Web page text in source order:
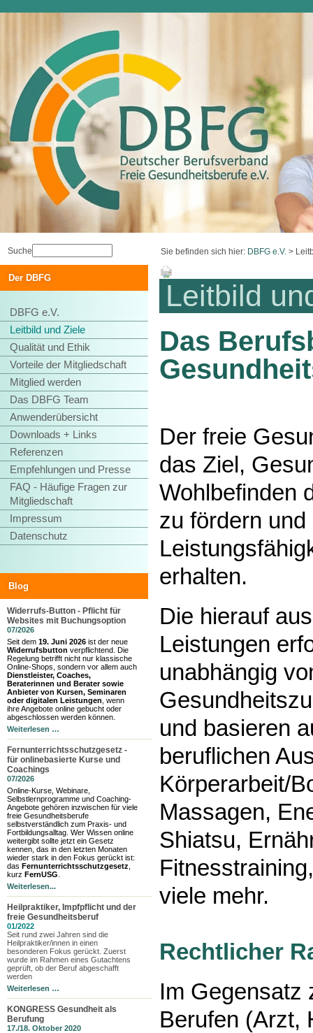
Sie befinden sich hier: DBFG e.V. >
Der DBFG
DBFG e.V.
Leitbild und Ziele
Qualität und Ethik
Vorteile der Mitgliedschaft
Mitglied werden
Das DBFG Team
Anwenderübersicht
Downloads + Links
Referenzen
Empfehlungen und Presse
FAQ - Häufige Fragen zur
Mitgliedschaft
Impressum
Datenschutz
Blog
Widerrufs-Button - Pflicht für
Websites mit Buchungsoption
07/2026
Seit dem 19. Juni 2026 ist der neue
Widerrufsbutton verpflichtend. Die
Regelung betrifft nicht nur klassische
Online-Shops, sondern vor allem auch
Dienstleister, Coaches,
Beraterinnen und Berater sowie
Anbieter von Kursen, Seminaren
oder digitalen Leistungen , wenn
ihre Angebote online gebucht oder
abgeschlossen werden können.
Weiterlesen …
Fernunterrichtsschutzgesetz -
für onlinebasierte Kurse und
Coachings
07/2026
Online-Kurse, Webinare,
Selbstlernprogramme und Coaching-
Angebote gehören inzwischen für viele
freie Gesundheitsberufe
selbstverständlich zum Praxis- und
Fortbildungsalltag. Wer Wissen online
weitergibt sollte jetzt ein Gesetz
kennen, das in den letzten Monaten
wieder stark in den Fokus gerückt ist:
das Fernunterrichtsschutzgesetz
kurz FernUSG
Weiterlesen...
Heilpraktiker, Impfpflicht und der
freie Gesundheitsberuf
01/2022
Seit rund zwei Jahren sind die
Heilpraktiker/innen in einen
besonderen Fokus gerückt. Zuerst
wurde im Rahmen eines Gutachtens
geprüft, ob der Beruf abgeschafft
werden
Weiterlesen …
KONGRESS Gesundheit als
Berufung
17./18. Oktober 2020
Suche
Leitbild
Das
Der freie
das Ziel,
Wohlbefinden
zu fördern und
erhalten.
Die hierauf
Leistungen
unabhängig
und basieren
beruflichen
Körperarbeit/
Massagen,
Shiatsu,
viele mehr.
Rechtlicher
Im Gegensatz
Berufen (Arzt,